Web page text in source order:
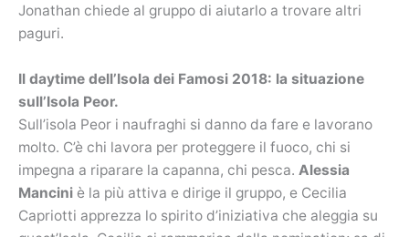
Jonathan chiede al gruppo di aiutarlo a trovare altri
paguri.
Il daytime dell’Isola dei Famosi 2018: la situazione
sull’Isola Peor.
Sull’isola Peor i naufraghi si danno da fare e lavorano
molto. C’è chi lavora per proteggere il fuoco, chi si
impegna a riparare la capanna, chi pesca. Alessia
Mancini è la più attiva e dirige il gruppo, e Cecilia
Capriotti apprezza lo spirito d’iniziativa che aleggia su